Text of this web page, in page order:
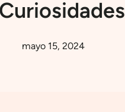
mayo 15, 2024